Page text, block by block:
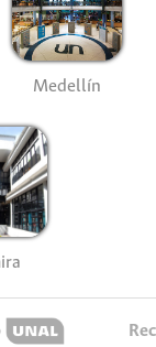
Medellín